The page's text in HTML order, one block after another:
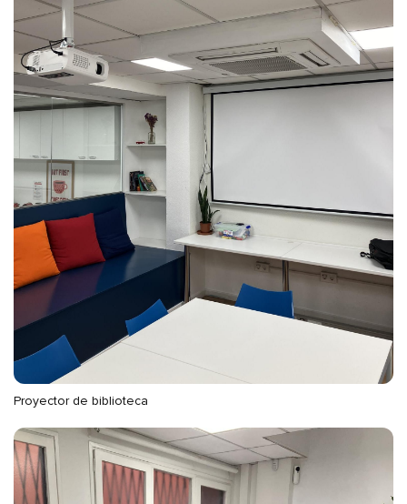
Proyector de biblioteca